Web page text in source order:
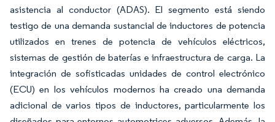
asistencia al conductor (ADAS). El segmento está siendo
testigo de una demanda sustancial de inductores de potencia
utilizados en trenes de potencia de vehículos eléctricos,
sistemas de gestión de baterías e infraestructura de carga. La
integración de sofisticadas unidades de control electrónico
(ECU) en los vehículos modernos ha creado una demanda
adicional de varios tipos de inductores, particularmente los